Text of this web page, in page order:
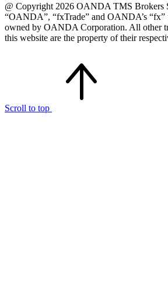
@ Copyright 2026 OANDA TMS Brokers
“OANDA”, “fxTrade” and OANDA’s “fx”
owned by OANDA Corporation. All other
this website are the property of their
Scroll to top